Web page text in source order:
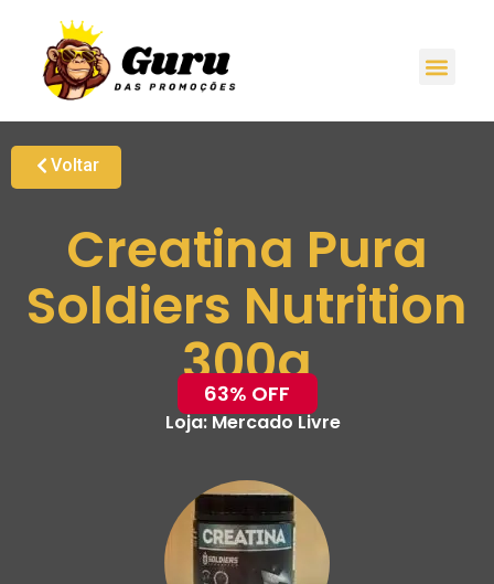
Voltar
Creatina Pura
Soldiers Nutrition
300g
63% OFF
Loja:Mercado Livre